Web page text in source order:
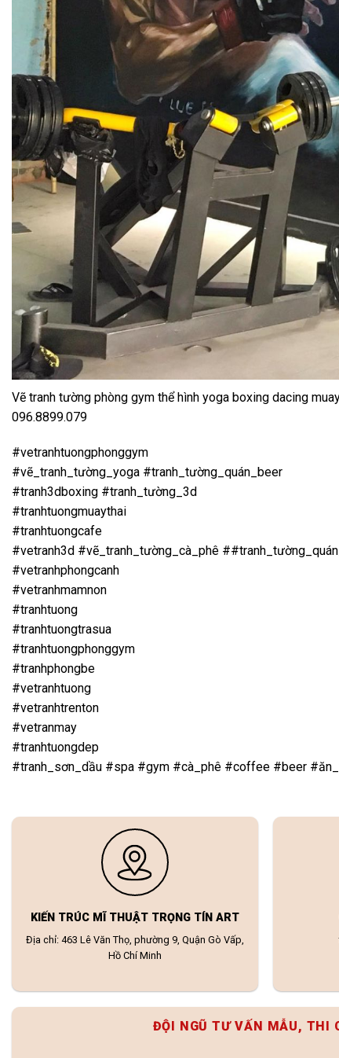
Vẽ tranh tường phòng gym thể hình yoga boxing dacing
096.8899.079
#vetranhtuongphonggym
#vẽ_tranh_tường_yoga #tranh_tường_quán_beer
#tranh3dboxing #tranh_tường_3d
#tranhtuongmuaythai
#tranhtuongcafe
#vetranh3d #vẽ_tranh_tường_cà_phê
#vetranhphongcanh
#vetranhmamnon
#tranhtuong
#tranhtuongtrasua
#tranhtuongphonggym
#tranhphongbe
#vetranhtuong
#vetranhtrenton
#vetranmay
#tranhtuongdep
#tranh_sơn_dầu #spa #gym #cà_phê #coffee #beer
KIẾN TRÚC MĨ THUẬT TRỌNG TÍN ART
Địa chỉ: 463 Lê Văn Thọ, phường 9, Quận Gò Vấp,
Hồ Chí Minh
ĐỘI NGŨ TƯ VẤN MẪU, THI